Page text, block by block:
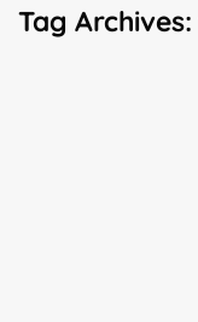
Tag Archives: